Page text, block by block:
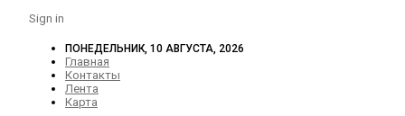
Sign in
ПОНЕДЕЛЬНИК, 10 АВГУСТА, 2026
Главная
Контакты
Лента
Карта